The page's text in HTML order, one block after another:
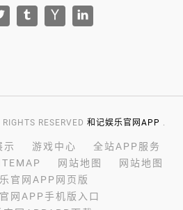
RESERVED 和记娱乐官网APP .
示 游戏中心
全站APP服务
网站地图
网站地图
官网APP网页版
网APP手机版入口